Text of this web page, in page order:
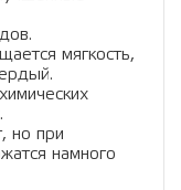
мягкость,
но при
намного